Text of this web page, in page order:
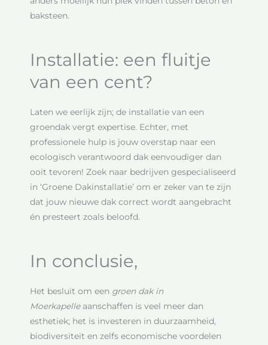
baksteen.
Installatie: een fluitje
van een cent?
Laten we eerlijk zijn; de installatie van een
groendak vergt expertise. Echter, met
professionele hulp is jouw overstap naar een
ecologisch verantwoord dak eenvoudiger dan
ooit tevoren! Zoek naar bedrijven gespecialiseerd
in ‘Groene Dakinstallatie’ om er zeker van te zijn
dat jouw nieuwe dak correct wordt aangebracht
én presteert zoals beloofd.
In conclusie,
Het besluit om een groen dak in
Moerkapelleaanschaffen is veel meer dan
esthetiek; het is investeren in duurzaamheid,
biodiversiteit en zelfs economische voordelen